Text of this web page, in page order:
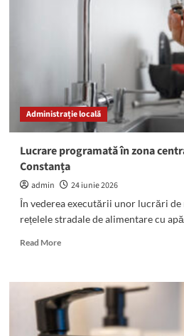
Recuperare
revoluționară
de
îngrijire
și
pentru
seniori
Administrație locală
Lucrare programată în zona
Constanța
admin
24 iunie 2026
În vederea executării unor lucrări
rețelele stradale de alimentare cu
Read MoreRead
Lucrare
programată
în
zona